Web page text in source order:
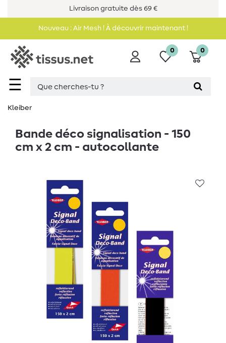
Livraison gratuite dès 69 €
Nouveau : Air Mesh ! À découvrir maintenant !
☰
0 0
Kleiber
Bande déco signalisation - 150
cm x 2 cm - autocollante